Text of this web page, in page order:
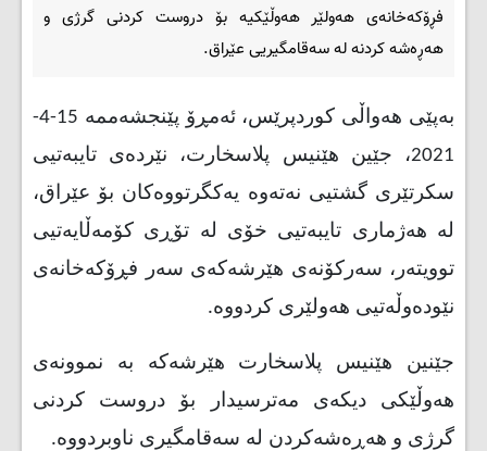
فڕۆکەخانەی هەولێر ھەوڵێكیە بۆ دروست كردنی گرژی و
ھەڕەشە كردنە لە سەقامگیریی عێراق.
بەپێی هەواڵی کوردپرێس، ئەمڕۆ پێنجشەممە 15-4-
2021، جێین هێنیس پلاسخارت، نێردەی تایبەتیی
سکرتێری گشتیی نەتەوە یەکگرتووەکان بۆ عێراق،
لە هەژماری تایبەتیی خۆی لە تۆڕی کۆمەڵایەتیی
توویتەر، سەرکۆنەی هێرشەکەی سەر فڕۆکەخانەی
نێودەوڵەتیی هەولێری کردووە.
جێنین هێنیس پلاسخارت هێرشەکە بە نموونەی
ھەوڵێكی دیكەی مەترسیدار بۆ دروست كردنی
گرژی و ھەڕەشەكردن لە سەقامگیری ناوبردووە.